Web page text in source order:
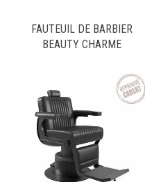
FAUTEUIL DE BARBIER
BEAUTY CHARME